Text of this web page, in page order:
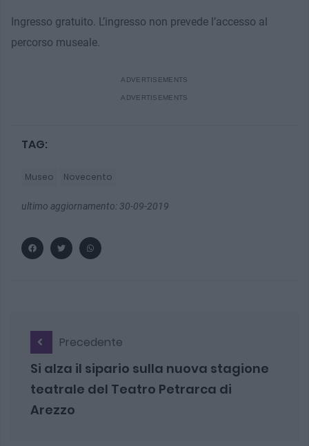
Ingresso gratuito. L’ingresso non prevede l’accesso al
percorso museale.
TAG:
Museo Novecento
ultimo aggiornamento: 30-09-2019
Precedente
Si alza il sipario sulla nuova stagione
teatrale del Teatro Petrarca di
Arezzo